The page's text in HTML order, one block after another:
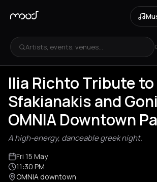
Artists, events, venues...
Ilia Richto Tribute
Sfakianakis and
OMNIA Downtown
A high-energy, danceable greek night.
Fri 15 May
11:30 PM
OMNIA downtown